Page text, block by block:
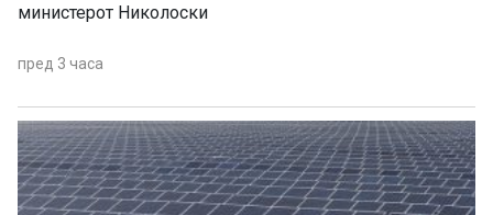
министерот Николоски
пред 3 часа